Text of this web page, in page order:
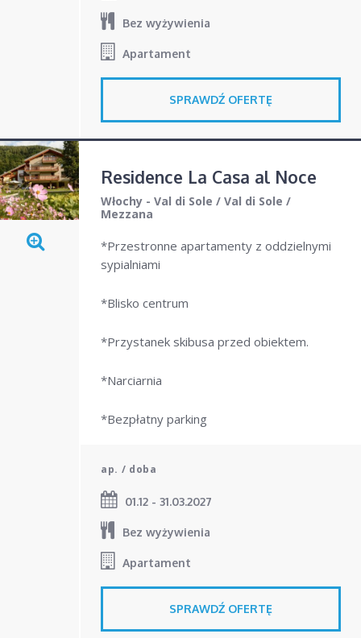
Bez wyżywienia
Apartament
SPRAWDŹ OFERTĘ
Residence La Casa al Noce
Włochy - Val di Sole / Val di Sole /
Mezzana
*Przestronne apartamenty z oddzielnymi
sypialniami
*Blisko centrum
*Przystanek skibusa przed obiektem.
*Narciarnia
*Bezpłatny parking
ap. / doba
01.12 - 31.03.2027
Bez wyżywienia
Apartament
SPRAWDŹ OFERTĘ